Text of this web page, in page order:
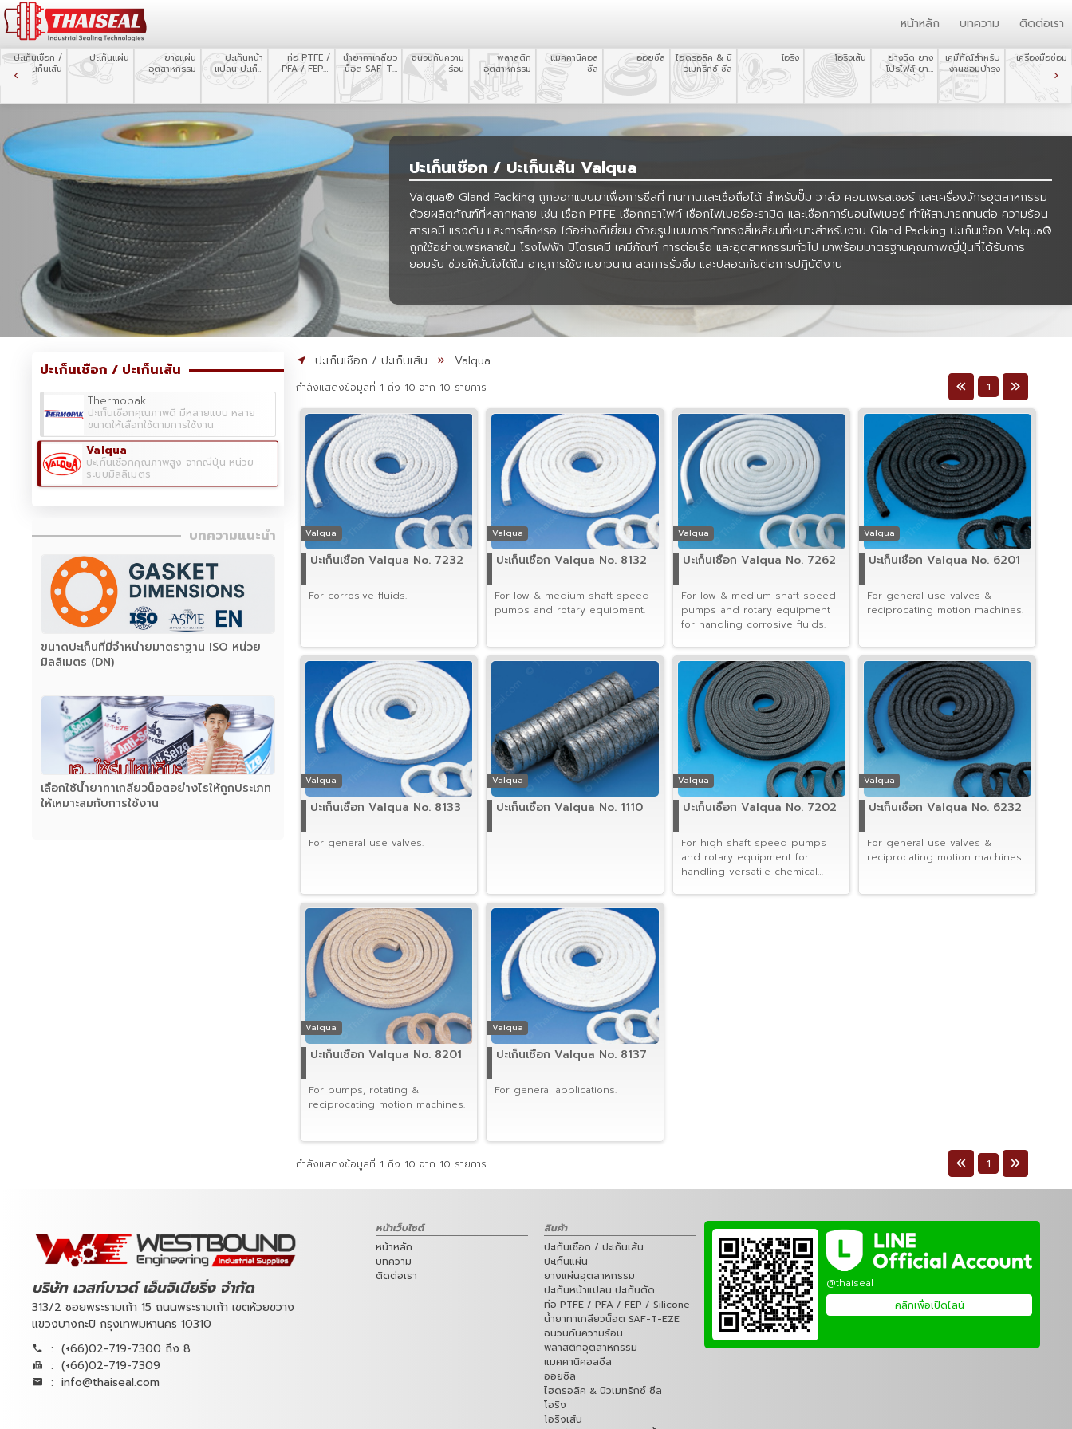
หน้าหลัก บทความ ติดต่อเรา
ปะเก็นเชือก /
ปะเก็นเส้น
ปะเก็นแผ่น
ยางแผ่น
อุตสาหกรรม
ปะเก็นหน้า
แปลน ปะเก็น
ท่อ PTFE /
PFA / FEP /
Silicone
น้ำยาทาเกลียว
น็อต SAF-T-
ฉนวนกันความ
ร้อน
พลาสติก
อุตสาหกรรม
แมคคานิคอล
ซีล
ออยซีล
ไฮดรอลิค & นิ
วเมทริกซ์ ซีล
โอริง โอริงเส้น
ยางฉีด ยาง
โปรไฟล์ ยาง
ขึ้นรูป
เคมีภัณ์สำหรับ
งานซ่อมบำรุง
เครื่องมือซ่อม
ปะเก็นเชือก / ปะเก็นเส้น Valqua
Valqua® Gland Packing ถูกออกแบบมาเพื่อการซีลที่ ทนทานและเชื่อถือได้ สำหรับปั๊ม วาล์ว คอมเพรสเซอร์ และเครื่องจักรอุตสาหกรรม
ด้วยผลิตภัณฑ์ที่หลากหลาย เช่น เชือก PTFE เชือกกราไฟท์ เชือกไฟเบอร์อะรามิด และเชือกคาร์บอนไฟเบอร์ ทำให้สามารถทนต่อ ความร้อน
สารเคมี แรงดัน และการสึกหรอ ได้อย่างดีเยี่ยม ด้วยรูปแบบการถักทรงสี่เหลี่ยมที่เหมาะสำหรับงาน Gland Packing ปะเก็นเชือก Valqua®
ถูกใช้อย่างแพร่หลายใน โรงไฟฟ้า ปิโตรเคมี เคมีภัณฑ์ การต่อเรือ และอุตสาหกรรมทั่วไป มาพร้อมมาตรฐานคุณภาพญี่ปุ่นที่ได้รับการ
ยอมรับ ช่วยให้มั่นใจได้ใน อายุการใช้งานยาวนาน ลดการรั่วซึม และปลอดภัยต่อการปฏิบัติงาน
ปะเก็นเชือก / ปะเก็นเส้น
Thermopak
ปะเก็นเชือกคุณภาพดี มีหลายแบบ หลาย
ขนาดให้เลือกใช้ตามการใช้งาน
Valqua
ปะเก็นเชือกคุณภาพสูง จากญี่ปุ่น หน่วย
ระบบมิลลิเมตร
บทความแนะนำ
ขนาดปะเก็นที่มี่จำหน่ายมาตราฐาน ISO หน่วย
มิลลิเมตร (DN)
เลือกใช้น้ำยาทาเกลียวน็อตอย่างไรให้ถูกประเภท
ให้เหมาะสมกับการใช้งาน
ปะเก็นเชือก / ปะเก็นเส้น Valqua
กำลังแสดงข้อมูลที่ 1 ถึง 10 จาก 10 รายการ 1
Valqua
ปะเก็นเชือก Valqua No. 7232
For corrosive fluids.
Valqua
ปะเก็นเชือก Valqua No. 8132
For low & medium shaft speed
pumps and rotary equipment.
Valqua
ปะเก็นเชือก Valqua No. 7262
For low & medium shaft speed
pumps and rotary equipment
for handling corrosive fluids.
Valqua
ปะเก็นเชือก Valqua No. 6201
For general use valves &
reciprocating motion machines.
Valqua
ปะเก็นเชือก Valqua No. 8133
For general use valves.
Valqua
ปะเก็นเชือก Valqua No. 1110
Valqua
ปะเก็นเชือก Valqua No. 7202
For high shaft speed pumps
and rotary equipment for
handling versatile chemical
Valqua
ปะเก็นเชือก Valqua No. 6232
For general use valves &
reciprocating motion machines.
Valqua
ปะเก็นเชือก Valqua No. 8201
For pumps, rotating &
reciprocating motion machines.
Valqua
ปะเก็นเชือก Valqua No. 8137
For general applications.
กำลังแสดงข้อมูลที่ 1 ถึง 10 จาก 10 รายการ 1
บริษัท เวสท์บาวด์ เอ็นจิเนียริ่ง จำกัด
313/2 ซอยพระรามเก้า 15 ถนนพระรามเก้า เขตห้วยขวาง
แขวงบางกะปิ กรุงเทพมหานคร 10310
: (+66)02-719-7300 ถึง 8
: (+66)02-719-7309
: info@thaiseal.com
หน้าเว็บไซต์
หน้าหลัก
บทความ
ติดต่อเรา
สินค้า
ปะเก็นเชือก / ปะเก็นเส้น
ปะเก็นแผ่น
ยางแผ่นอุตสาหกรรม
ปะเก็นหน้าแปลน ปะเก็นตัด
ท่อ PTFE / PFA / FEP / Silicone
น้ำยาทาเกลียวน็อต SAF-T-EZE
ฉนวนกันความร้อน
พลาสติกอุตสาหกรรม
แมคคานิคอลซีล
ออยซีล
ไฮดรอลิค & นิวเมทริกซ์ ซีล
โอริง
โอริงเส้น
@thaiseal
คลิกเพื่อเปิดไลน์